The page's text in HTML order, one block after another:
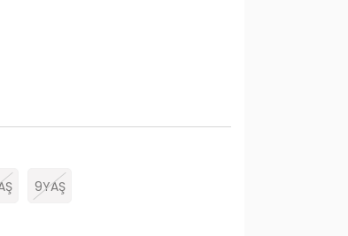
9YAŞ